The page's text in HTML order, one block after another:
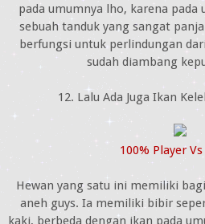
pada umumnya lho, karena pada
sebuah tanduk yang sangat
berfungsi untuk perlindungan
sudah diambang
12. Lalu Ada Juga Ikan
100% Player
Hewan yang satu ini memiliki
aneh guys. Ia memiliki bibir
kaki, berbeda dengan ikan pada